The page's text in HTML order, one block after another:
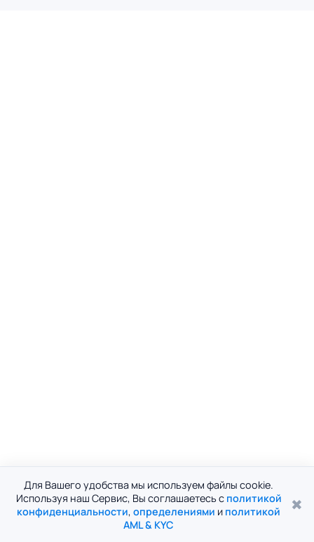
Для Вашего удобства мы используем файлы cookie.
Используя наш Сервис, Вы соглашаетесь с политикой
конфиденциальности, определениями и политикой
AML & KYC
✖